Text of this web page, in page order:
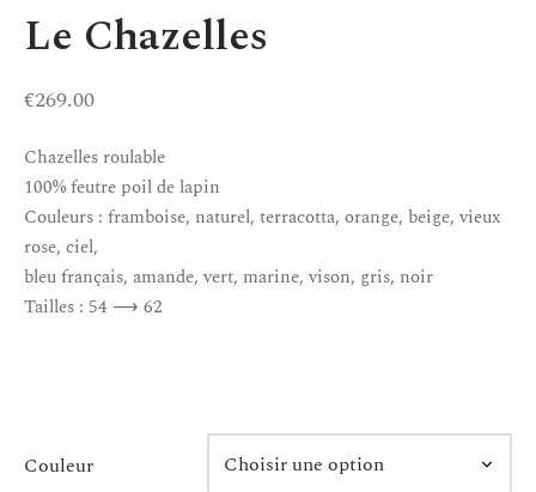
Le Chazelles
€269.00
Chazelles roulable
100% feutre poil de lapin
Couleurs : framboise, naturel, terracotta, orange, beige, vieux
rose, ciel,
bleu français, amande, vert, marine, vison, gris, noir
Tailles : 54 ⟶ 62
Couleur